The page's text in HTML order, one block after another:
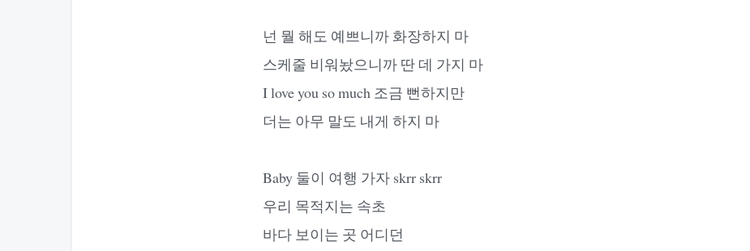
넌 뭘 해도 예쁘니까 화장하지 마
스케줄 비워놨으니까 딴 데 가지 마
I love you so much 조금 뻔하지만
더는 아무 말도 내게 하지 마
Baby 둘이 여행 가자 skrr skrr
우리 목적지는 속초
바다 보이는 곳 어디던